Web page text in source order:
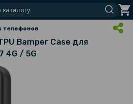
телефонов
Bamper Case для
4G / 5G